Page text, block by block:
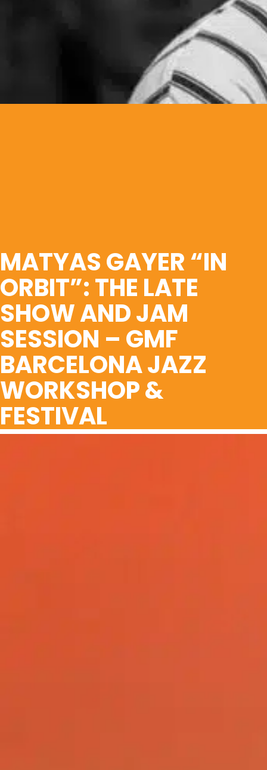
MATYAS GAYER “IN
ORBIT”: THE LATE
SHOW AND JAM
SESSION – GMF
BARCELONA JAZZ
WORKSHOP &
FESTIVAL